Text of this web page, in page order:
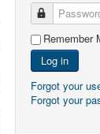
Password
Remember
Log in
Forgot your
Forgot your